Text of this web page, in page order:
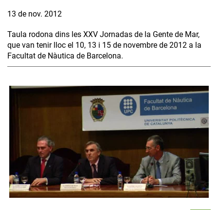
13 de nov. 2012
Taula rodona dins les XXV Jornadas de la Gente de Mar,
que van tenir lloc el 10, 13 i 15 de novembre de 2012 a la
Facultat de Nàutica de Barcelona.